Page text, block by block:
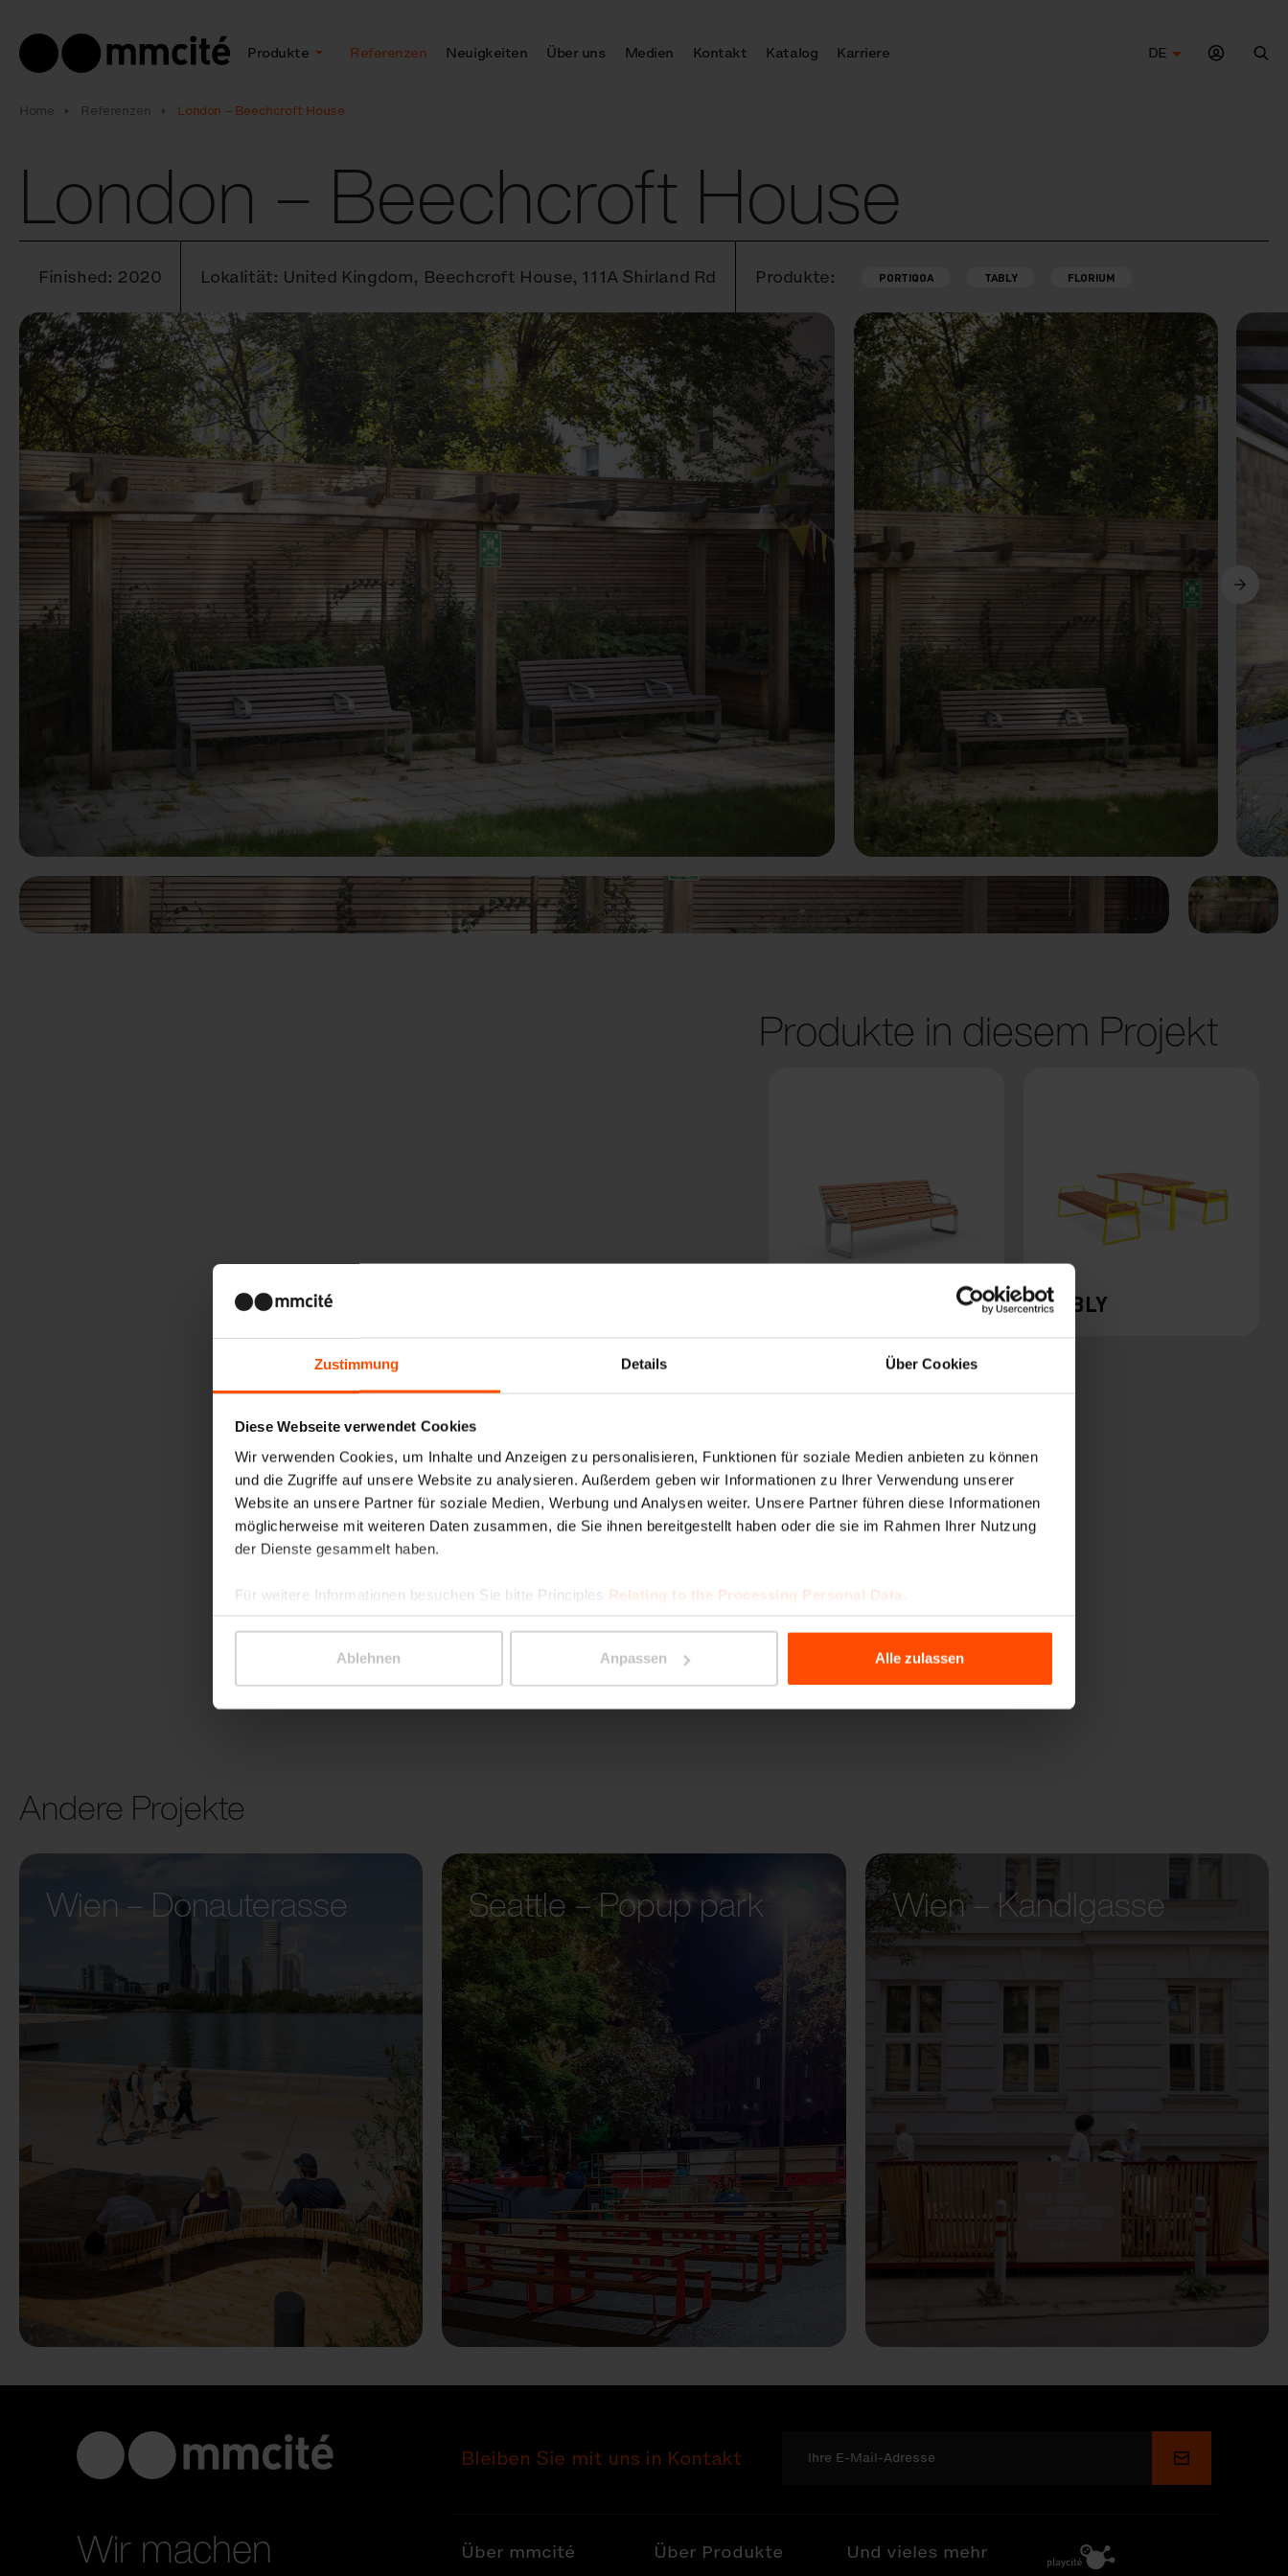
Zustimmung Details Über Cookies
Diese Webseite verwendet Cookies
Wir verwenden Cookies, um Inhalte und Anzeigen zu personalisieren, Funktionen für soziale Medien anbieten zu können
und die Zugriffe auf unsere Website zu analysieren. Außerdem geben wir Informationen zu Ihrer Verwendung unserer
Website an unsere Partner für soziale Medien, Werbung und Analysen weiter. Unsere Partner führen diese Informationen
möglicherweise mit weiteren Daten zusammen, die Sie ihnen bereitgestellt haben oder die sie im Rahmen Ihrer Nutzung
der Dienste gesammelt haben.
Für weitere Informationen besuchen Sie bitte Principles Relating to the Processing Personal Data.
Ablehnen Anpassen Alle zulassen
Produkte Referenzen Neuigkeiten Über uns Medien Kontakt Katalog Karriere
DE
Home Referenzen London – Beechcroft House
London – Beechcroft House
Finished: 2020 Lokalität: United Kingdom, Beechcroft House, 111A Shirland Rd Produkte: PORTIQOA TABLY FLORIUM
Vorige Weiter
Produkte in diesem Projekt
TABLY
FLORIUM
Andere Projekte
Wien – Donauterasse
Seattle – Popup park Wien – Kandlgasse
Wir machen
Bleiben Sie mit uns in Kontakt Senden
Über mmcité Über Produkte Und vieles mehr